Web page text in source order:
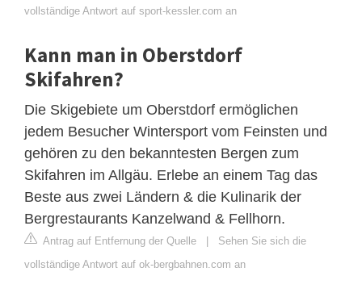
vollständige Antwort auf sport-kessler.com an
Kann man in Oberstdorf
Skifahren?
Die Skigebiete um Oberstdorf ermöglichen
jedem Besucher Wintersport vom Feinsten und
gehören zu den bekanntesten Bergen zum
Skifahren im Allgäu. Erlebe an einem Tag das
Beste aus zwei Ländern & die Kulinarik der
Bergrestaurants Kanzelwand & Fellhorn.
Antrag auf Entfernung der Quelle | Sehen Sie sich die
vollständige Antwort auf ok-bergbahnen.com an